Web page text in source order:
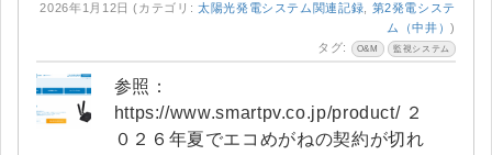
2026年1月12日 (カテゴリ: 太陽光発電システム関連記録
第2発電システ
ム（中井）)
タグ:
O&M 監視システム
参照：
https://www.smartpv.co.jp/product/ ２
０２６年夏でエコめがねの契約が切れ